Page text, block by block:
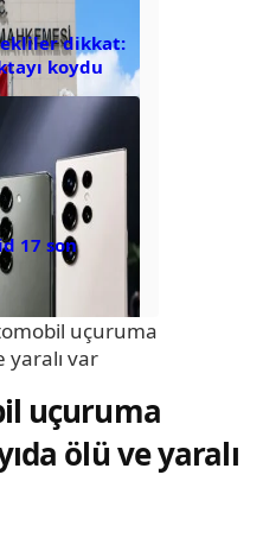
dikkat:
koydu
17 son
uçuruma
yaralı var
uçuruma
ölü ve yaralı